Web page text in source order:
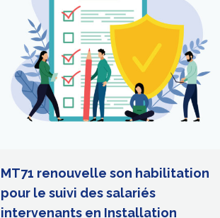
MT71 renouvelle son habilitation
pour le suivi des salariés
intervenants en Installation